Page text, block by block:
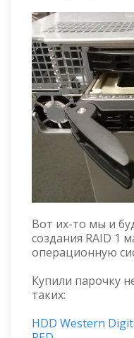
Вот их-то мы и
создания RAID 1
операционную
Купили парочку
таких:
HDD Western